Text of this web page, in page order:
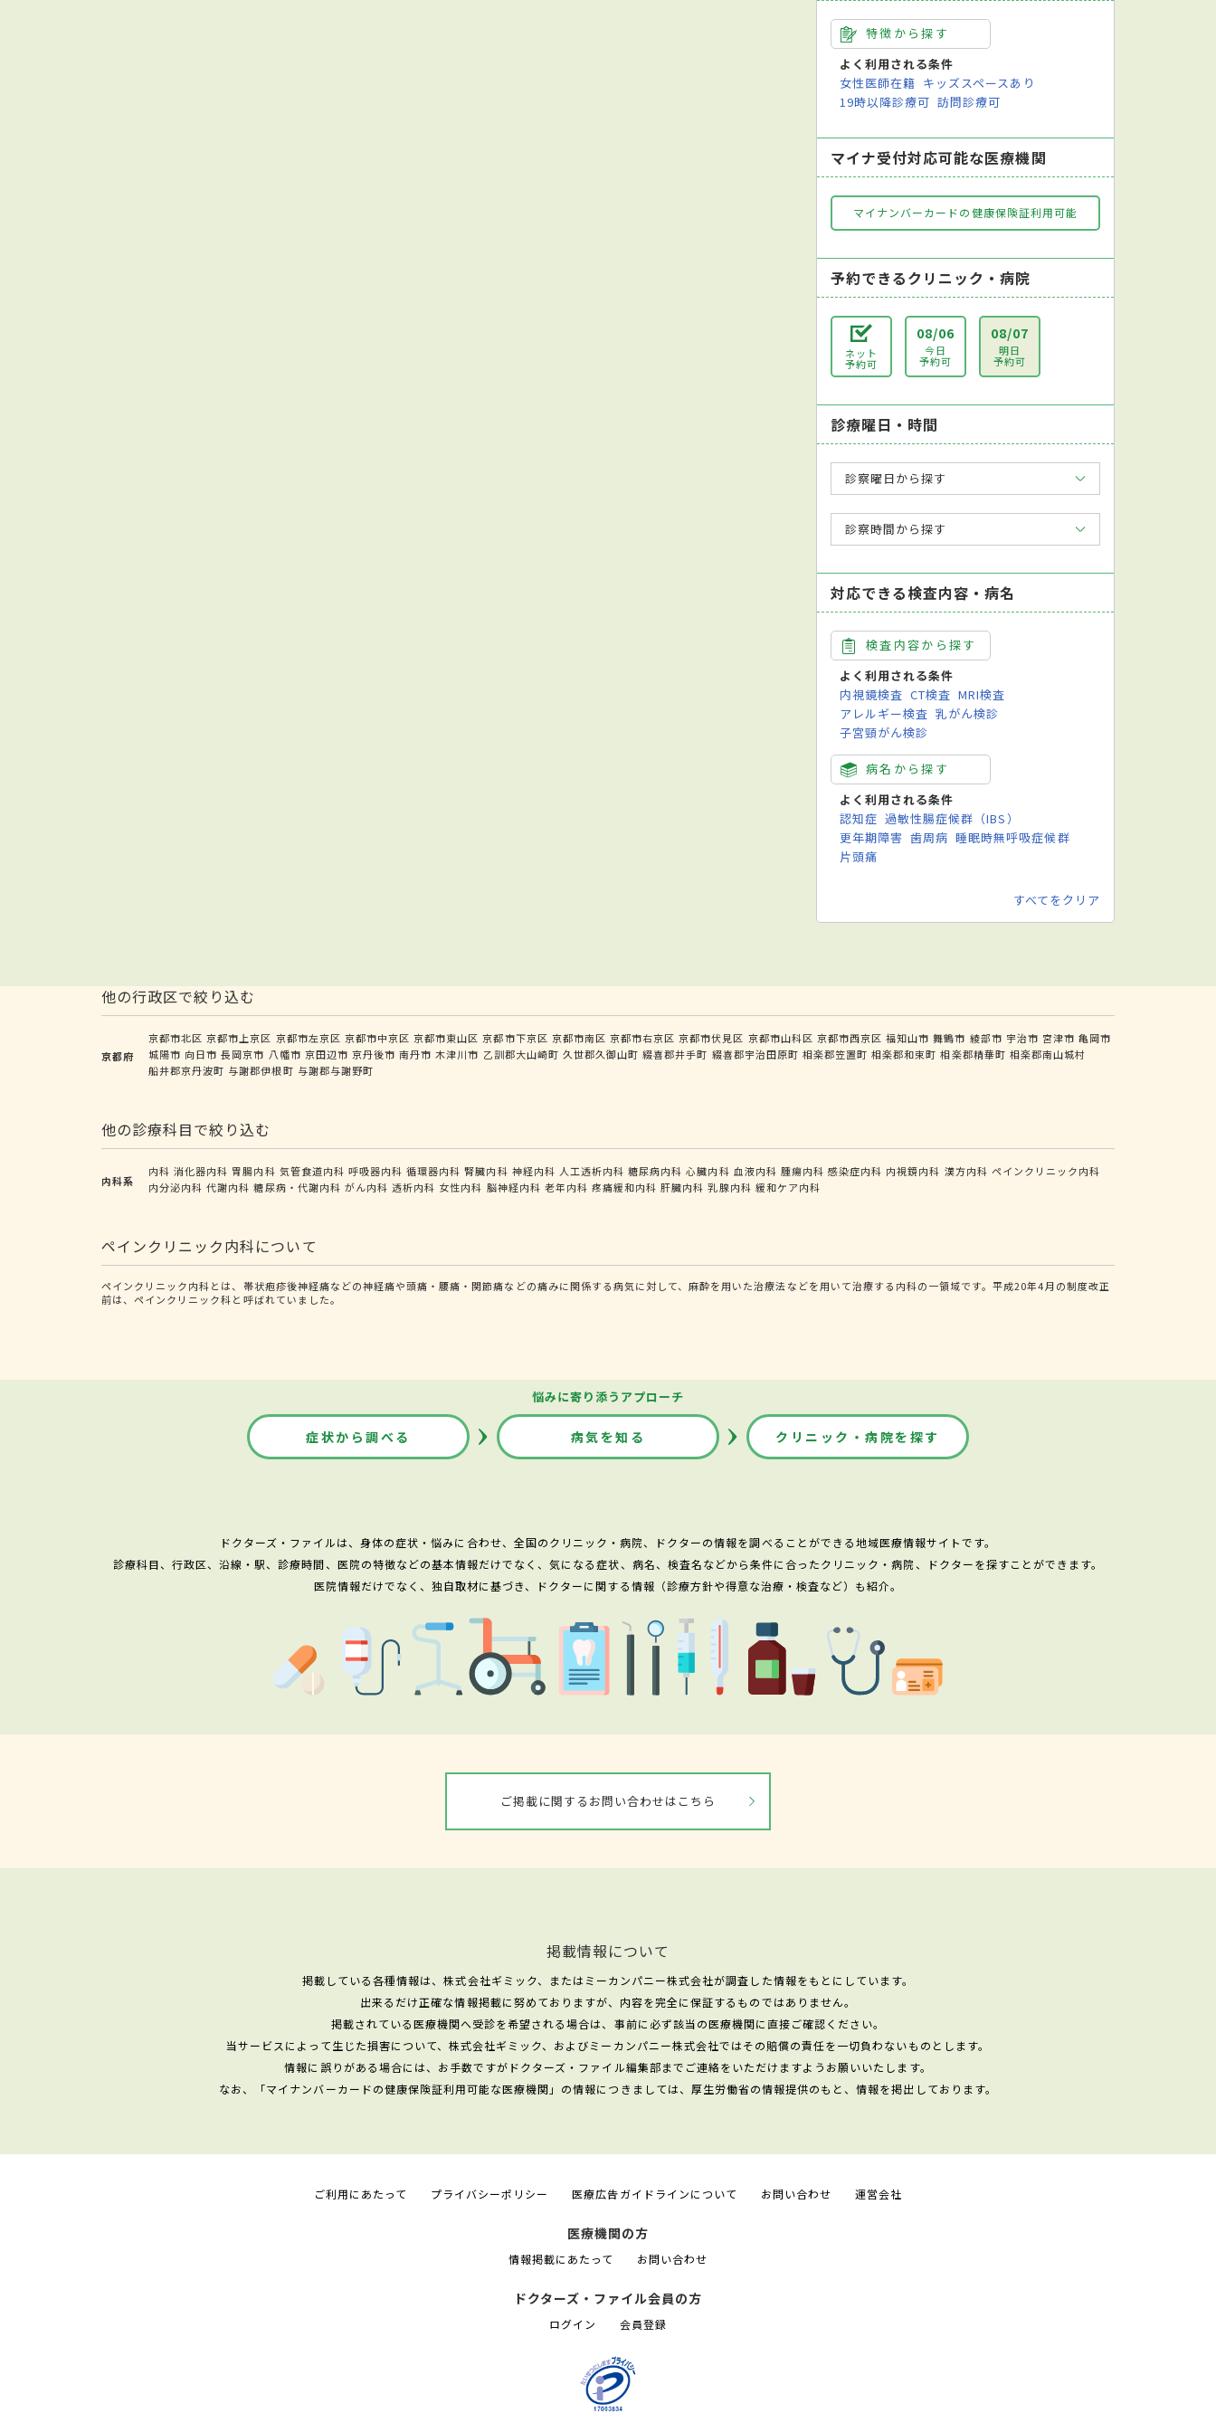
特徴から探す
よく利用される条件
女性医師在籍 キッズスペースあり
19時以降診療可 訪問診療可
マイナ受付対応可能な医療機関
マイナンバーカードの健康保険証利用可能
予約できるクリニック・病院
ネット
予約可
08/06
今日
予約可
08/07
明日
予約可
診療曜日・時間
診察曜日から探す
診察時間から探す
対応できる検査内容・病名
検査内容から探す
よく利用される条件
内視鏡検査 CT検査 MRI検査
アレルギー検査 乳がん検診
子宮頸がん検診
病名から探す
よく利用される条件
認知症 過敏性腸症候群（IBS）
更年期障害 歯周病 睡眠時無呼吸症候群
片頭痛
すべてをクリア
他の行政区で絞り込む
京都府
京都市北区 京都市上京区 京都市左京区 京都市中京区 京都市東山区 京都市下京区 京都市南区 京都市右京区 京都市伏見区 京都市山科区 京都市西京区 福知山市 舞鶴市 綾部市 宇治市 宮津市 亀岡市
城陽市 向日市 長岡京市 八幡市 京田辺市 京丹後市 南丹市 木津川市 乙訓郡大山崎町 久世郡久御山町 綴喜郡井手町 綴喜郡宇治田原町 相楽郡笠置町 相楽郡和束町 相楽郡精華町 相楽郡南山城村
船井郡京丹波町 与謝郡伊根町 与謝郡与謝野町
他の診療科目で絞り込む
内科系
内科 消化器内科 胃腸内科 気管食道内科 呼吸器内科 循環器内科 腎臓内科 神経内科 人工透析内科 糖尿病内科 心臓内科 血液内科 腫瘍内科 感染症内科 内視鏡内科 漢方内科 ペインクリニック内科
内分泌内科 代謝内科 糖尿病・代謝内科 がん内科 透析内科 女性内科 脳神経内科 老年内科 疼痛緩和内科 肝臓内科 乳腺内科 緩和ケア内科
ペインクリニック内科について
ペインクリニック内科とは、帯状疱疹後神経痛などの神経痛や頭痛・腰痛・関節痛などの痛みに関係する病気に対して、麻酔を用いた治療法などを用いて治療する内科の一領域です。平成20年4月の制度改正
前は、ペインクリニック科と呼ばれていました。
悩みに寄り添うアプローチ
症状から調べる 病気を知る クリニック・病院を探す
ドクターズ・ファイルは、身体の症状・悩みに合わせ、全国のクリニック・病院、ドクターの情報を調べることができる地域医療情報サイトです。
診療科目、行政区、沿線・駅、診療時間、医院の特徴などの基本情報だけでなく、気になる症状、病名、検査名などから条件に合ったクリニック・病院、ドクターを探すことができます。
医院情報だけでなく、独自取材に基づき、ドクターに関する情報（診療方針や得意な治療・検査など）も紹介。
ご掲載に関するお問い合わせはこちら
掲載情報について
掲載している各種情報は、株式会社ギミック、またはミーカンパニー株式会社が調査した情報をもとにしています。
出来るだけ正確な情報掲載に努めておりますが、内容を完全に保証するものではありません。
掲載されている医療機関へ受診を希望される場合は、事前に必ず該当の医療機関に直接ご確認ください。
当サービスによって生じた損害について、株式会社ギミック、およびミーカンパニー株式会社ではその賠償の責任を一切負わないものとします。
情報に誤りがある場合には、お手数ですがドクターズ・ファイル編集部までご連絡をいただけますようお願いいたします。
なお、「マイナンバーカードの健康保険証利用可能な医療機関」の情報につきましては、厚生労働省の情報提供のもと、情報を掲出しております。
ご利用にあたって プライバシーポリシー 医療広告ガイドラインについて お問い合わせ 運営会社
医療機関の方
情報掲載にあたって お問い合わせ
ドクターズ・ファイル会員の方
ログイン 会員登録